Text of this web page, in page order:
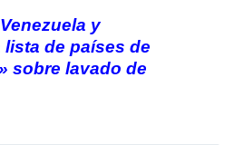
y
lista de países de
sobre lavado de